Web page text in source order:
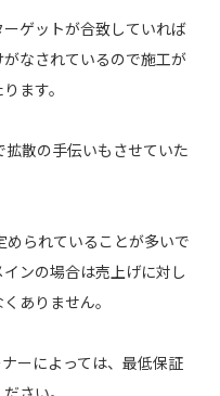
ゲットが合致していれば
なされているので施工が
ます。
拡散の手伝いもさせていた
められていることが多いで
ンの場合は売上げに対し
ありません。
ーによっては、最低保証